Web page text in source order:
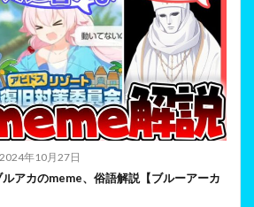
2024年10月27日
ルアカのmeme、俗語解説【ブルーアーカ